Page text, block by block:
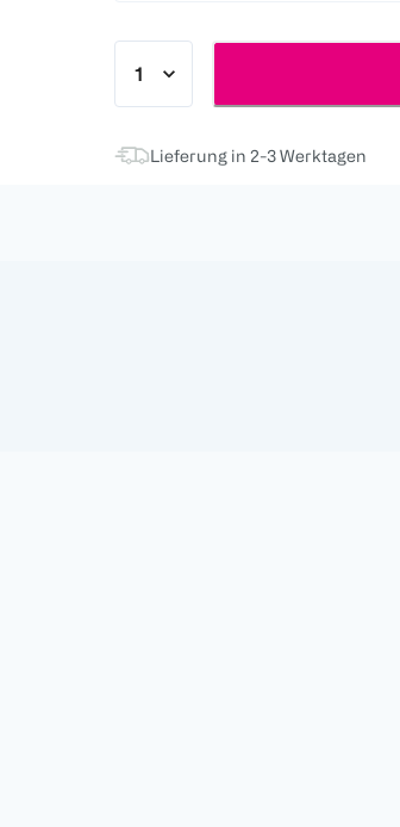
Lieferung in 2-3 Werktagen